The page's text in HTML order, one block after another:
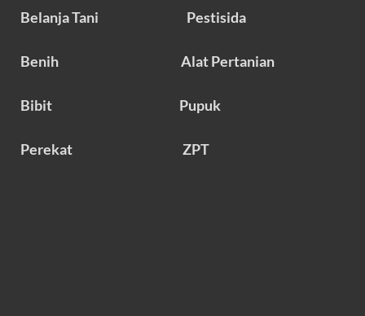
Belanja Tani Pestisida
Benih Alat Pertanian
Bibit Pupuk
Perekat ZPT